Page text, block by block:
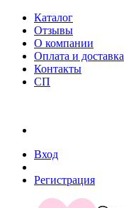
Каталог
Отзывы
О компании
Оплата и доставка
Контакты
СП
Вход
Регистрация